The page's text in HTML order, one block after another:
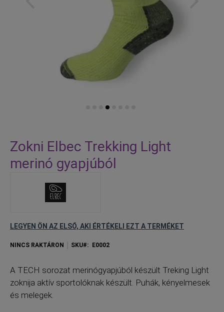
to
the
beginning
Zokni Elbec Trekking Light
merinó gyapjúból
LEGYEN ÖN AZ ELSŐ, AKI ÉRTÉKELI EZT A TERMÉKET
NINCS RAKTÁRON SKU E0002
A TECH sorozat merinógyapjúból készült Treking Light
zoknija aktív sportolóknak készült. Puhák, kényelmesek
és melegek.